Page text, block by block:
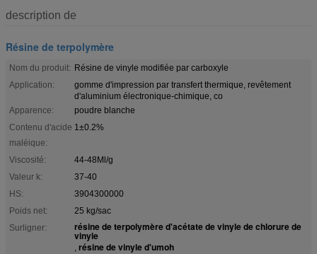
description de
Résine de terpolymère
Nom du produit: Résine de vinyle modifiée par carboxyle
Application:
gomme d'impression par transfert thermique, revêtement
d'aluminium électronique-chimique, co
Apparence:
poudre blanche
Contenu d'acide
maléique:
1±0.2%
Viscosité:
44-48Ml/g
Valeur k:
37-40
HS:
3904300000
Poids net:
25 kg/sac
Surligner:
résine de terpolymère d'acétate de vinyle de chlorure de
vinyle
, résine de vinyle d'umoh